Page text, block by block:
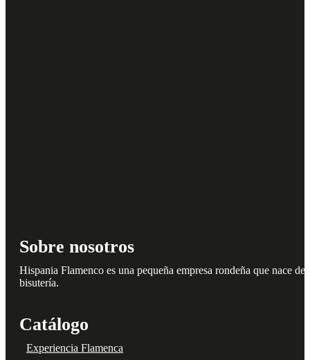
Sobre nosotros
Hispania Flamenco es una pequeña empresa rondeña que nace
bisutería.
Catálogo
Experiencia Flamenca